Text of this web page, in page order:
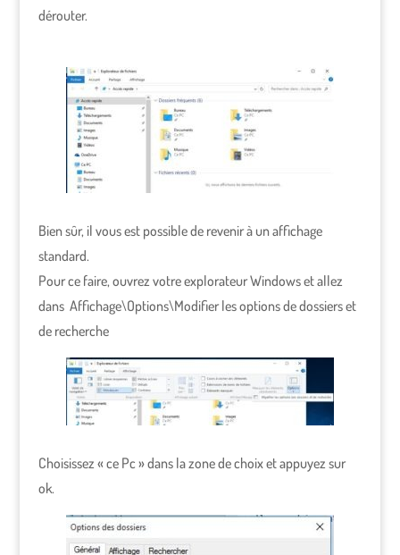
dérouter.
Bien sûr, il vous est possible de revenir à un affichage
standard.
Pour ce faire, ouvrez votre explorateur Windows et allez
dans Affichage\Options\Modifier les options de dossiers et
de recherche
Choisissez « ce Pc » dans la zone de choix et appuyez sur
ok.